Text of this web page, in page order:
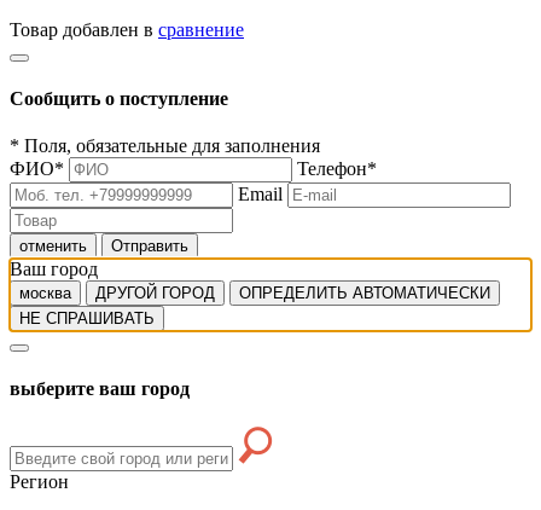
Товар добавлен в сравнение
Сообщить о поступление
* Поля, обязательные для заполнения
ФИО* Телефон*
Email
отменить Отправить
Ваш город
москва ДРУГОЙ ГОРОД
ОПРЕДЕЛИТЬ АВТОМАТИЧЕСКИ
НЕ СПРАШИВАТЬ
выберите ваш город
Регион